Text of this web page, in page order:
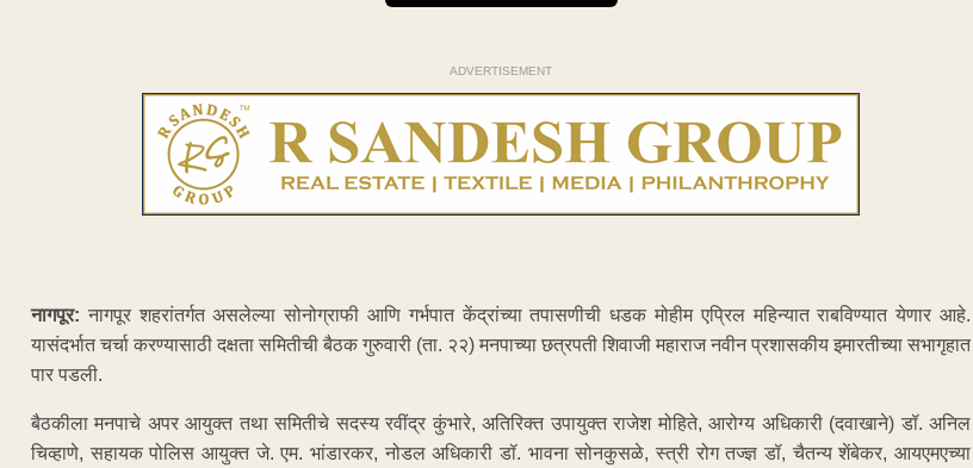
ADVERTISEMENT
नागपूर: नागपूर शहरांतर्गत असलेल्या सोनोग्राफी आणि गर्भपात केंद्रांच्या तपासणीची धडक मोहीम एप्रिल महिन्यात राबविण्यात येणार आहे.
यासंदर्भात चर्चा करण्यासाठी दक्षता समितीची बैठक गुरुवारी (ता. २२) मनपाच्या छत्रपती शिवाजी महाराज नवीन प्रशासकीय इमारतीच्या सभागृहात
पार पडली.
बैठकीला मनपाचे अपर आयुक्त तथा समितीचे सदस्य रवींद्र कुंभारे, अतिरिक्त उपायुक्त राजेश मोहिते, आरोग्य अधिकारी (दवाखाने) डॉ. अनिल
चिव्हाणे, सहायक पोलिस आयुक्त जे. एम. भांडारकर, नोडल अधिकारी डॉ. भावना सोनकुसळे, स्त्री रोग तज्ज्ञ डॉ, चैतन्य शेंबेकर, आयएमएच्या